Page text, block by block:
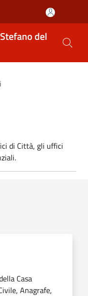
del
di Città, gli uffici
Casa
Anagrafe,